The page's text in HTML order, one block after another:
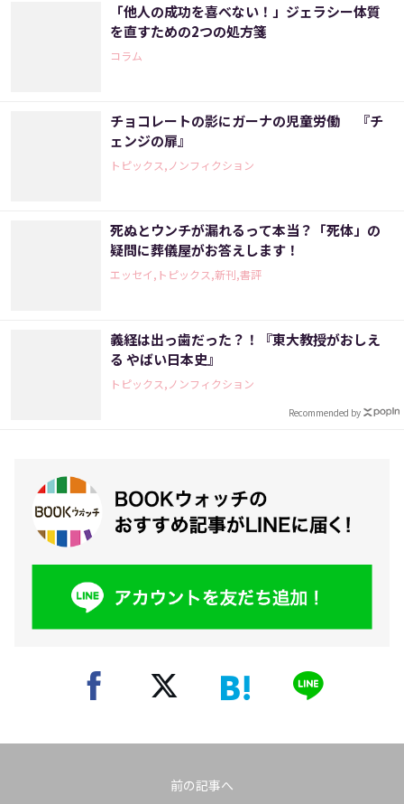
「他人の成功を喜べない！」ジェラシー体質
を直すための2つの処方箋
コラム
チョコレートの影にガーナの児童労働 『チ
ェンジの扉』
トピックス,ノンフィクション
死ぬとウンチが漏れるって本当？「死体」の
疑問に葬儀屋がお答えします！
エッセイ,トピックス,新刊,書評
義経は出っ歯だった？！『東大教授がおしえ
る やばい日本史』
トピックス,ノンフィクション
Recommended by
前の記事へ